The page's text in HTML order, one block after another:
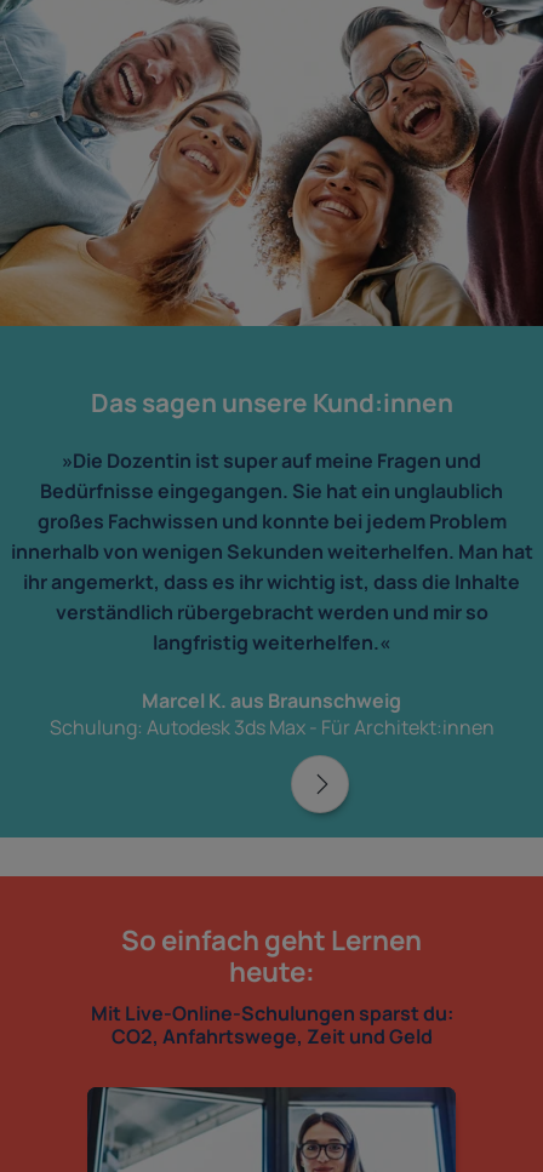
Das sagen unsere Kund:innen
»Die Dozentin ist super auf meine Fragen und
Bedürfnisse eingegangen. Sie hat ein unglaublich
großes Fachwissen und konnte bei jedem Problem
innerhalb von wenigen Sekunden weiterhelfen. Man hat
ihr angemerkt, dass es ihr wichtig ist, dass die Inhalte
verständlich rübergebracht werden und mir so
langfristig weiterhelfen.«
Marcel K. aus Braunschweig
Schulung: Autodesk 3ds Max - Für Architekt:innen
So einfach geht Lernen
heute:
Mit Live-Online-Schulungen sparst du:
CO2, Anfahrtswege, Zeit und Geld